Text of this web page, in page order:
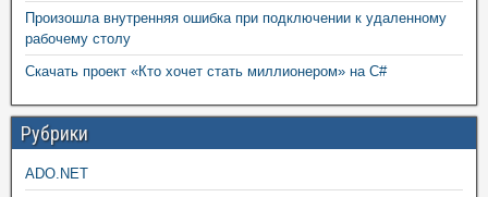
Произошла внутренняя ошибка при подключении к удаленному
рабочему столу
Скачать проект «Кто хочет стать миллионером» на C#
Рубрики
ADO.NET